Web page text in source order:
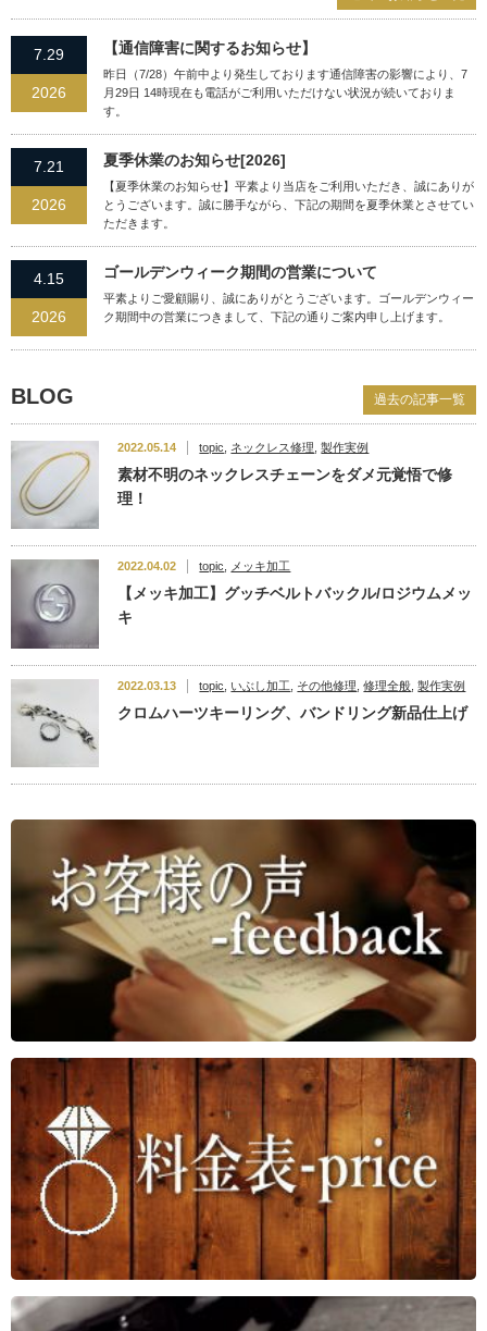
7.29
2026
【通信障害に関するお知らせ】
昨日（7/28）午前中より発生しております通信障害の影響により、7
月29日 14時現在も電話がご利用いただけない状況が続いておりま
す。
7.21
2026
夏季休業のお知らせ[2026]
【夏季休業のお知らせ】平素より当店をご利用いただき、誠にありが
とうございます。誠に勝手ながら、下記の期間を夏季休業とさせてい
ただきます。
4.15
2026
ゴールデンウィーク期間の営業について
平素よりご愛顧賜り、誠にありがとうございます。ゴールデンウィー
ク期間中の営業につきまして、下記の通りご案内申し上げます。
BLOG
2022.05.14 topic ネックレス修理 ,製作実例
素材不明のネックレスチェーンをダメ元覚悟で修
理！
2022.04.02 topic, メッキ加工
【メッキ加工】グッチベルトバックル/ロジウムメッ
キ
2022.03.13 topic いぶし加工 その他修理 ,修理全般 ,製作実例
クロムハーツキーリング、バンドリング新品仕上げ
過去の記事一覧